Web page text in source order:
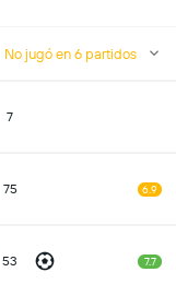
No jugó en 6 partidos
7
75 6.9
53 7.7